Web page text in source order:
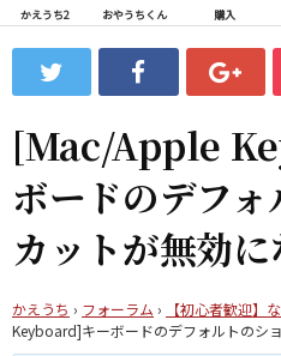
ス
ッ
プ
わ
フ
ォ
ム
かえうち2 おやうちくん 購入
[Mac/Apple
ボードのデフ
カットが無効に
かえうち › フォーラム › 【初心者歓迎】
Keyboard]キーボードのデフォルトのシ